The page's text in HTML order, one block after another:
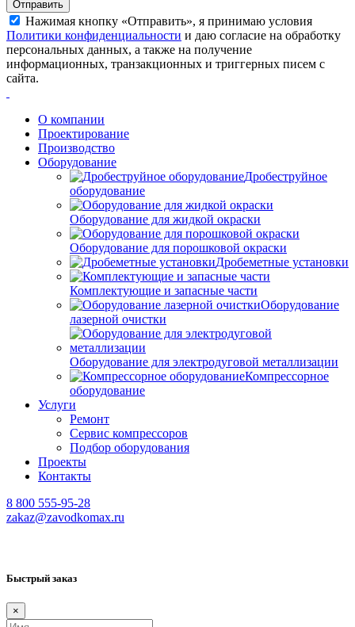
Нажимая кнопку «Отправить», я принимаю условия
Политики конфиденциальности и даю согласие на обработку
персональных данных, а также на получение
информационных, транзакционных и триггерных писем с
сайта.
О компании
Проектирование
Производство
Оборудование
Дробеструйное
оборудование
Оборудование для жидкой окраски
Оборудование для порошковой окраски
Дробеметные установки
Комплектующие и запасные части
Оборудование
лазерной очистки
Оборудование для электродуговой металлизации
Компрессорное
оборудование
Услуги
Ремонт
Сервис компрессоров
Подбор оборудования
Проекты
Контакты
8 800 555-95-28
zakaz@zavodkomax.ru
Быстрый заказ
×